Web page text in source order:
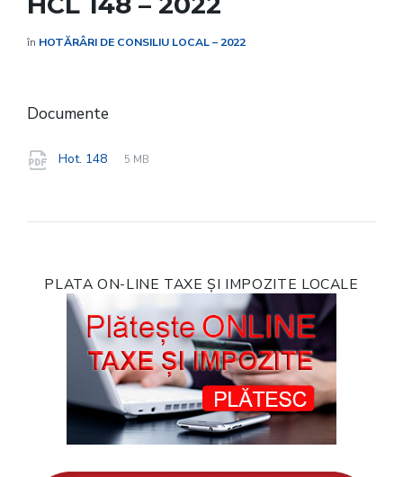
în HOTĂRÂRI DE CONSILIU LOCAL – 2022
Documente
Hot. 148
File
pdf
File
5 MB
PLATA ON-LINE TAXE ȘI IMPOZITE LOCALE